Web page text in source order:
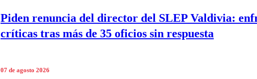
Piden renuncia del director del SLEP Valdivia:
críticas tras más de 35 oficios sin respuesta
07 de agosto 2026